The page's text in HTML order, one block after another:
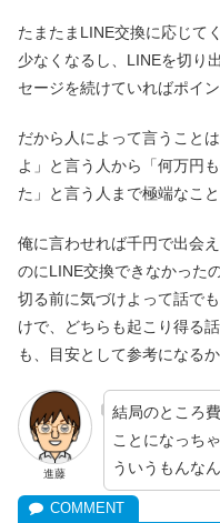
たまたまLINE交換に応じて
少なくなるし、LINEを切り
セージを続けていればポイ
だから人によって言うこと
よ」と言う人から「何万円
た」と言う人まで極端なこ
俺に言わせれば千円で出会
のにLINE交換できなかった
切る前に気づけよって話で
けで、どちらも起こり得る
も、目安として参考になる
進藤
結局のところ
ことになっち
ういうもんなん